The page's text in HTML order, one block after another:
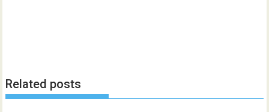
Related posts